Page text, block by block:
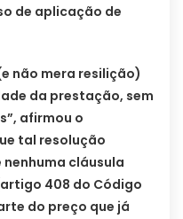
de aplicação de
não mera resilição)
da prestação, sem
afirmou o
tal resolução
cláusula
408 do Código
do preço que já